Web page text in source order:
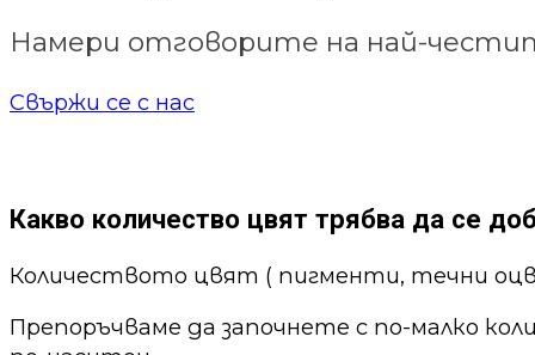
Намери отговорите на най-
Свържи се с нас
Какво количество цвят трябва да се
Количеството цвят ( пигменти, течни
Препоръчваме да започнете с по-малко